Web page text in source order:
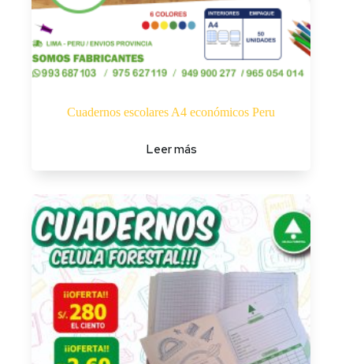
Cuadernos escolares A4 económicos Peru
Leer más